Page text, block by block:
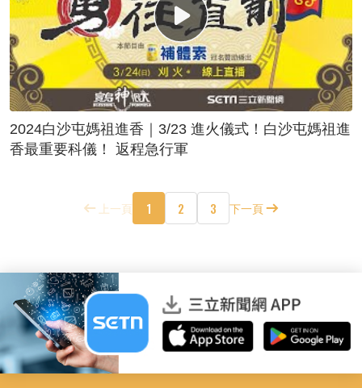
2024白沙屯媽祖進香｜3/23 進火儀式！白沙屯媽祖進
香最重要科儀！ 返程急行軍
上一頁 1 2 3 下一頁